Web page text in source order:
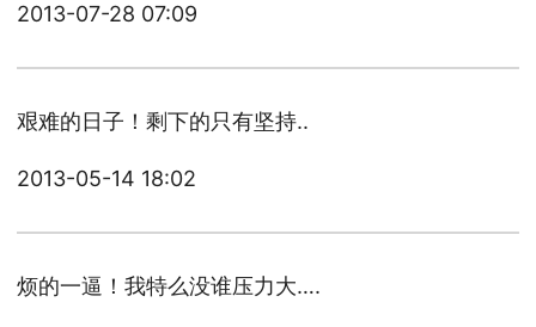
2013-07-28 07:09
艰难的日子！剩下的只有坚持..
2013-05-14 18:02
烦的一逼！我特么没谁压力大….